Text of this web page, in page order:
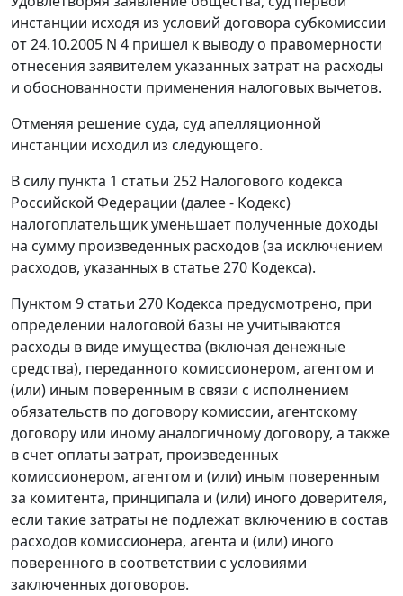
инстанции исходя из условий договора субкомиссии
от 24.10.2005 N 4 пришел к выводу о правомерности
отнесения заявителем указанных затрат на расходы
и обоснованности применения налоговых вычетов.
Отменяя решение суда, суд апелляционной
инстанции исходил из следующего.
В силу пункта 1 статьи 252 Налогового кодекса
Российской Федерации (далее - Кодекс)
налогоплательщик уменьшает полученные доходы
на сумму произведенных расходов (за исключением
расходов, указанных в статье 270 Кодекса).
Пунктом 9 статьи 270 Кодекса предусмотрено, при
определении налоговой базы не учитываются
расходы в виде имущества (включая денежные
средства), переданного комиссионером, агентом и
(или) иным поверенным в связи с исполнением
обязательств по договору комиссии, агентскому
договору или иному аналогичному договору, а также
в счет оплаты затрат, произведенных
комиссионером, агентом и (или) иным поверенным
за комитента, принципала и (или) иного доверителя,
если такие затраты не подлежат включению в состав
расходов комиссионера, агента и (или) иного
поверенного в соответствии с условиями
заключенных договоров.